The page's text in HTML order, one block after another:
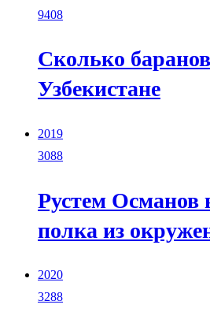
9408
Сколько
Узбекистане
2019
3088
Рустем Османов
полка из
2020
3288